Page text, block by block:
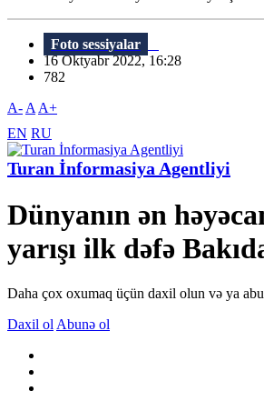
Foto sessiyalar
16 Oktyabr 2022, 16:28
782
A- A A+
EN RU
Turan İnformasiya Agentliyi
Dünyanın ən
yarışı ilk dəfə
Daha çox oxumaq üçün daxil olun və ya
Daxil ol Abunə ol